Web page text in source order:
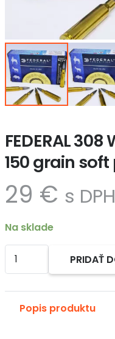
FEDERAL
150 grain
29 € s DPH
Na sklade
množstvo
FEDERAL
WIN.
9,7g
PRIDAŤ
Alternative:
Popis produktu